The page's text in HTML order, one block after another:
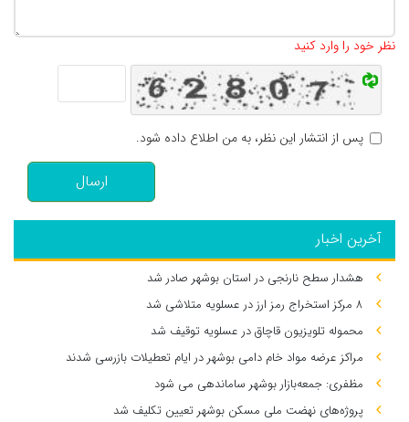
نظر خود را وارد کنید
پس از انتشار این نظر، به من اطلاع داده شود.
ارسال
آخرین اخبار
هشدار سطح نارنجی در استان بوشهر صادر شد
۸ مرکز استخراج رمز ارز در عسلویه متلاشی شد
محموله تلویزیون قاچاق در عسلویه توقیف شد
مراکز عرضه مواد خام دامی بوشهر در ایام تعطیلات بازرسی شدند
مظفری: جمعه‌بازار بوشهر ساماندهی می‌ شود
پروژه‌های نهضت ملی مسکن بوشهر تعیین تکلیف شد